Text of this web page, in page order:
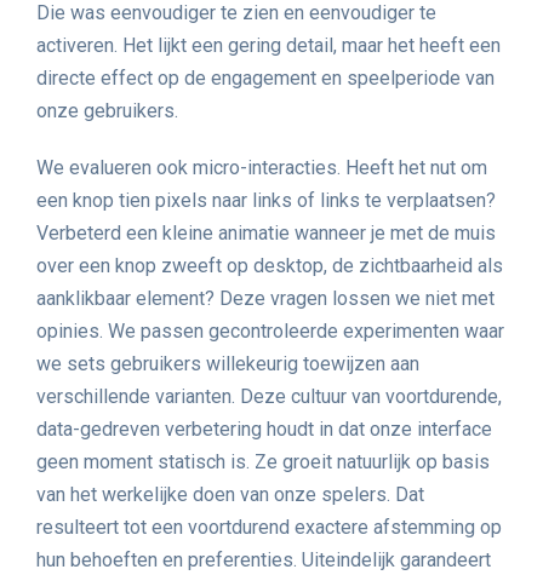
Die was eenvoudiger te zien en eenvoudiger te
activeren. Het lijkt een gering detail, maar het heeft een
directe effect op de engagement en speelperiode van
onze gebruikers.
We evalueren ook micro-interacties. Heeft het nut om
een knop tien pixels naar links of links te verplaatsen?
Verbeterd een kleine animatie wanneer je met de muis
over een knop zweeft op desktop, de zichtbaarheid als
aanklikbaar element? Deze vragen lossen we niet met
opinies. We passen gecontroleerde experimenten waar
we sets gebruikers willekeurig toewijzen aan
verschillende varianten. Deze cultuur van voortdurende,
data-gedreven verbetering houdt in dat onze interface
geen moment statisch is. Ze groeit natuurlijk op basis
van het werkelijke doen van onze spelers. Dat
resulteert tot een voortdurend exactere afstemming op
hun behoeften en preferenties. Uiteindelijk garandeert